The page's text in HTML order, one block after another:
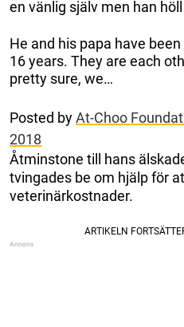
en vänlig själv men han
He and his papa have
16 years. They are each
pretty sure, we…
Posted byAt-Choo
2018
Åtminstone till hans
tvingades be om hjälp för
veterinärkostnader.